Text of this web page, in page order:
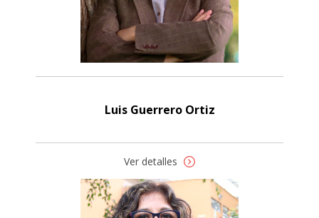
Luis Guerrero Ortiz
Ver detalles